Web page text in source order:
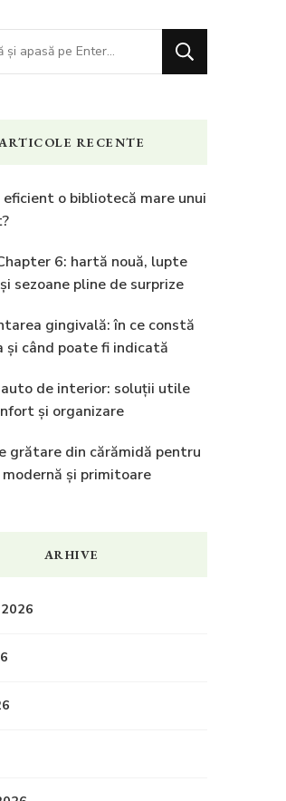
ARTICOLE RECENTE
eficient o bibliotecă mare unui
6: hartă nouă, lupte
sezoane pline de surprize
gingivală: în ce constă
și când poate fi indicată
de interior: soluții utile
și organizare
grătare din cărămidă pentru
și primitoare
ARHIVE